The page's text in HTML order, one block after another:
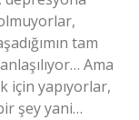
tam
Ama
için yapıyorlar,
şey yani…